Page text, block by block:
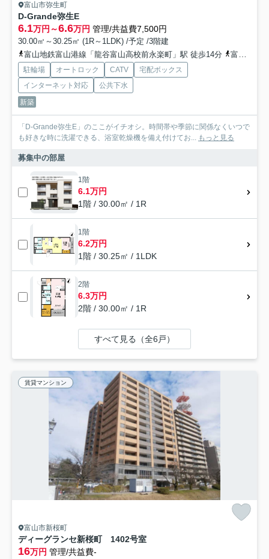
富山市弥生町
D-Grande弥生E
6.1万円～6.6万円 管理/共益費7,500円
30.00㎡～30.25㎡ (1R～1LDK) /予定 /3階建
富山地鉄富山港線「龍谷富山高校前永楽町」駅 徒歩14分
富山地鉄富山港線「奥田中学校前」駅 徒歩13分
駐輪場 オートロック CATV
宅配ボックス
インターネット対応
公共下水
新築
「D-Grande弥生E」のここがイチオシ。時間帯や季節に関係なくいつで
も好きな時に洗濯できる、浴室乾燥機を備え付けてお... もっと見る
募集中の部屋
1階
6.1万円
1階 / 30.00㎡ / 1R
1階
6.2万円
1階 / 30.25㎡ / 1LDK
2階
6.3万円
2階 / 30.00㎡ / 1R
すべて見る（全6戸）
賃貸マンション
富山市新桜町
ディーグランセ新桜町 1402号室
16万円 管理/共益費-